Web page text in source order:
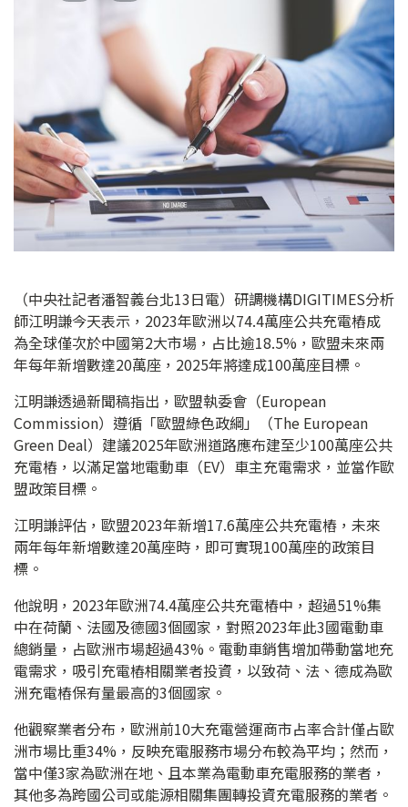
（中央社記者潘智義台北13日電）研調機構DIGITIMES分析
師江明謙今天表示，2023年歐洲以74.4萬座公共充電樁成
為全球僅次於中國第2大市場，占比逾18.5%，歐盟未來兩
年每年新增數達20萬座，2025年將達成100萬座目標。
江明謙透過新聞稿指出，歐盟執委會（European
Commission）遵循「歐盟綠色政綱」（The European
Green Deal）建議2025年歐洲道路應布建至少100萬座公共
充電樁，以滿足當地電動車（EV）車主充電需求，並當作歐
盟政策目標。
江明謙評估，歐盟2023年新增17.6萬座公共充電樁，未來
兩年每年新增數達20萬座時，即可實現100萬座的政策目
標。
他說明，2023年歐洲74.4萬座公共充電樁中，超過51%集
中在荷蘭、法國及德國3個國家，對照2023年此3國電動車
總銷量，占歐洲市場超過43%。電動車銷售增加帶動當地充
電需求，吸引充電樁相關業者投資，以致荷、法、德成為歐
洲充電樁保有量最高的3個國家。
他觀察業者分布，歐洲前10大充電營運商市占率合計僅占歐
洲市場比重34%，反映充電服務市場分布較為平均；然而，
當中僅3家為歐洲在地、且本業為電動車充電服務的業者，
其他多為跨國公司或能源相關集團轉投資充電服務的業者。